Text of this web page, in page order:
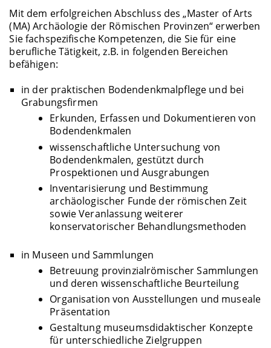
Mit dem erfolgreichen Abschluss des „Master of Arts
(MA) Archäologie der Römischen Provinzen“ erwerben
Sie fachspezifische Kompetenzen, die Sie für eine
berufliche Tätigkeit, z.B. in folgenden Bereichen
befähigen:
in der praktischen Bodendenkmalpflege und bei
Grabungsfirmen
Erkunden, Erfassen und Dokumentieren von
Bodendenkmalen
wissenschaftliche Untersuchung von
Bodendenkmalen, gestützt durch
Prospektionen und Ausgrabungen
Inventarisierung und Bestimmung
archäologischer Funde der römischen Zeit
sowie Veranlassung weiterer
konservatorischer Behandlungsmethoden
in Museen und Sammlungen
Betreuung provinzialrömischer Sammlungen
und deren wissenschaftliche Beurteilung
Organisation von Ausstellungen und museale
Präsentation
Gestaltung museumsdidaktischer Konzepte
für unterschiedliche Zielgruppen